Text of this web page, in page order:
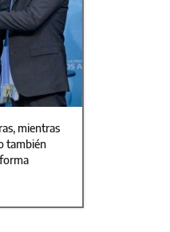
mientras
también